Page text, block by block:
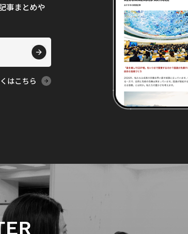
事まとめや
はこちら